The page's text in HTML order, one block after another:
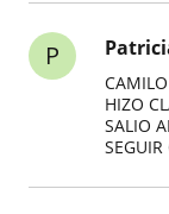
P
CAMILO
HIZO
SALIO